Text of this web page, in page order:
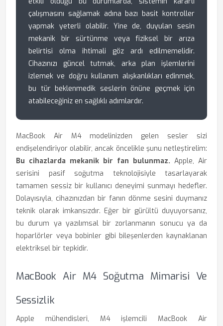
çalışmasını sağlamak adına bazı basit kontroller
yapmak yeterli olabilir. Yine de, duyulan sesin
mekanik bir sürtünme veya fiziksel bir arıza
belirtisi olma ihtimali göz ardı edilmemelidir.
Cihazınızı güncel tutmak, arka plan işlemlerini
izlemek ve doğru kullanım alışkanlıkları edinmek,
bu tür beklenmedik seslerin önüne geçmek için
atabileceğiniz en sağlıklı adımlardır.
MacBook Air M4 modelinizden gelen sesler sizi
endişelendiriyor olabilir, ancak öncelikle şunu netleştirelim:
Bu cihazlarda mekanik bir fan bulunmaz. Apple, Air
serisini pasif soğutma teknolojisiyle tasarlayarak
tamamen sessiz bir kullanıcı deneyimi sunmayı hedefler.
Dolayısıyla, cihazınızdan bir fanın dönme sesini duymanız
teknik olarak imkansızdır. Eğer bir gürültü duyuyorsanız,
bu durum ya yazılımsal bir zorlanmanın sonucu ya da
hoparlörler veya bobinler gibi bileşenlerden kaynaklanan
elektriksel bir tepkidir.
MacBook Air M4 Soğutma Mimarisi Ve
Sessizlik
Apple mühendisleri, M4 işlemcili MacBook Air